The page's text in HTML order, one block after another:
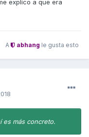
explico a que era
A abhang le gusta esto
es más concreto.